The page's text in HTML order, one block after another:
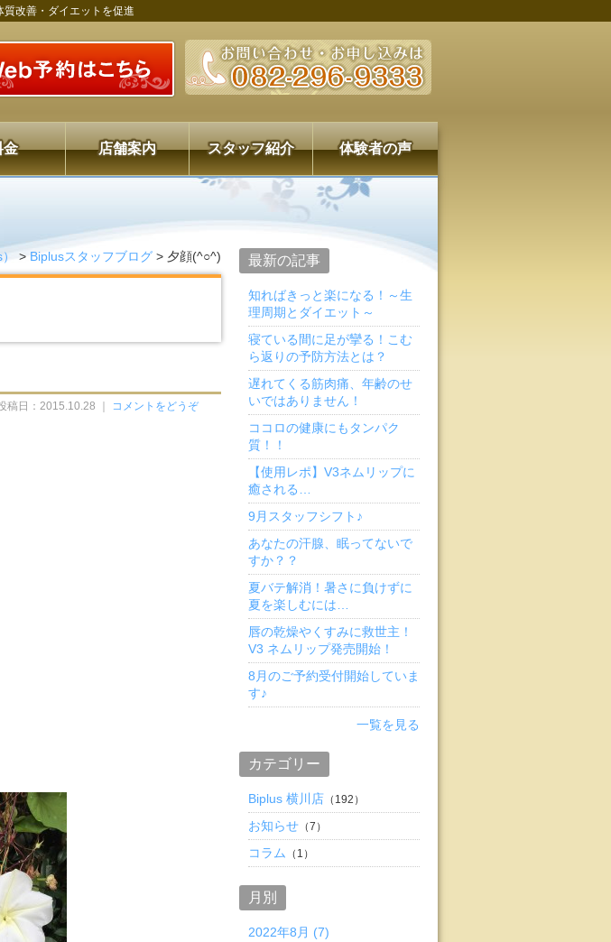
改善・ダイエットを促進
金 店舗案内 スタッフ紹介 体験者の声
）> Biplusスタッフブログ > 夕顔(^○^)
稿日：2015.10.28 ｜ コメントをどうぞ
最新の記事
知ればきっと楽になる！～生
理周期とダイエット～
寝ている間に足が攣る！こむ
ら返りの予防方法とは？
遅れてくる筋肉痛、年齢のせ
いではありません！
ココロの健康にもタンパク
質！！
【使用レポ】V3ネムリップに
癒される…
9月スタッフシフト♪
あなたの汗腺、眠ってないで
すか？？
夏バテ解消！暑さに負けずに
夏を楽しむには…
唇の乾燥やくすみに救世主！
V3 ネムリップ発売開始！
8月のご予約受付開始していま
す♪
一覧を見る
カテゴリー
Biplus 横川店 （192）
お知らせ （7）
コラム （1）
月別
2022年8月 (7)